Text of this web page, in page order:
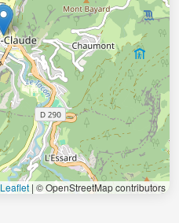
Leaflet | © OpenStreetMap contributors